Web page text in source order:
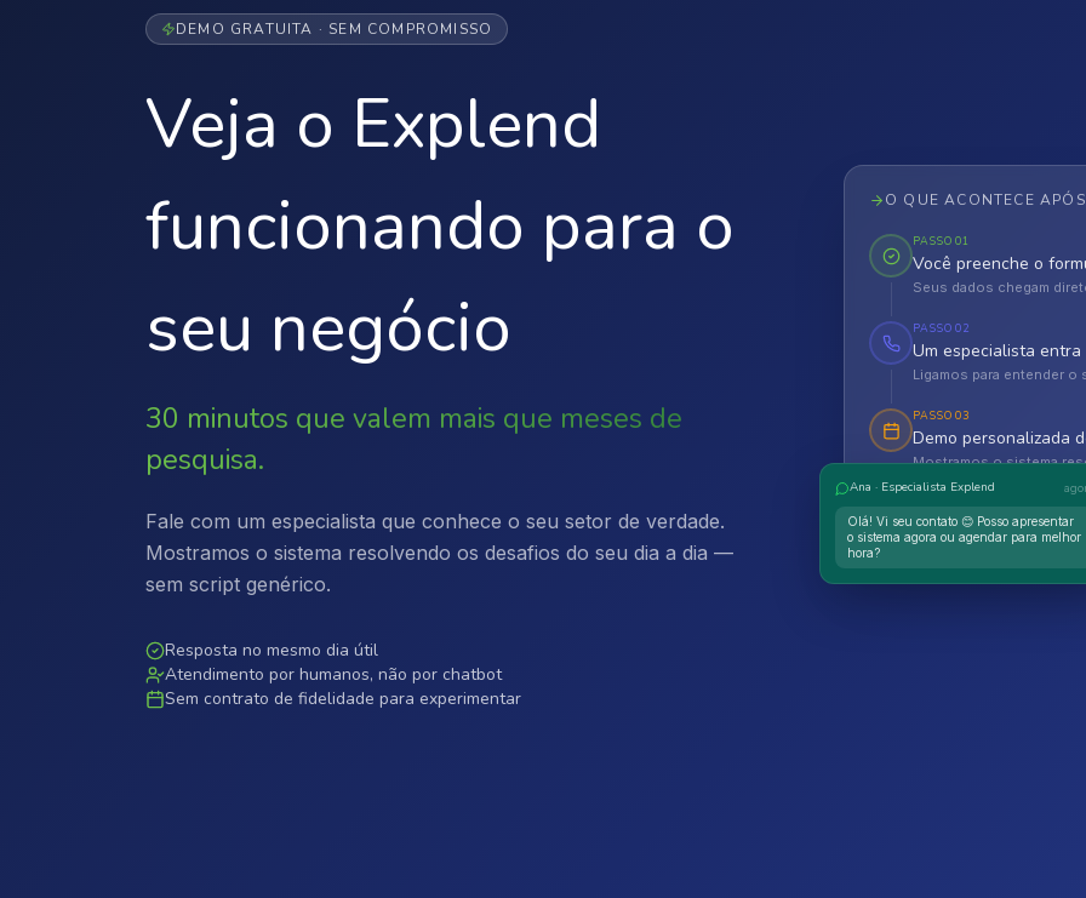
DEMO GRATUITA · SEM COMPROMISSO
Veja o Explend
funcionando para o
seu negócio
30 minutos que valem mais que meses de
pesquisa.
Fale com um especialista que conhece o seu setor de verdade.
Mostramos o sistema resolvendo os desafios do seu dia a dia —
sem script genérico.
Resposta no mesmo dia útil
Atendimento por humanos, não por chatbot
Sem contrato de fidelidade para experimentar
O QUE ACONTECE
PASSO01
Você preenche o
Seus dados chegam
PASSO02
Um especialista
Ligamos para entender o
PASSO03
Demo personalizada
Mostramos o sistema
Tempo médio de resposta: mesmo
Ana · Especialista Explend
Olá! Vi seu contato 😊 Posso apresentar
o sistema agora ou agendar para melhor
hora?